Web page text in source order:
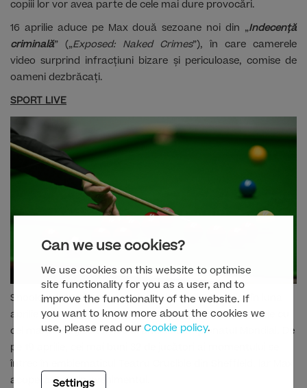
Can we use cookies?
We use cookies on this website to optimise
site functionality for you as a user, and to
improve the functionality of the website. If
you want to know more about the cookies we
use, please read our Cookie policy.
Settings
copiii lor vor avea parte de cele mai dure provocări.
16 aprilie aduce pe Max două sezoane noi din „Indecență
criminală” („Exposed: Naked Crimes”), în care camerele
video surprind infracțiuni bizare și periculoase, comise de
oameni dezbrăcați.
SPORT LIVE
Snookerul și ciclismul sunt în lumina reflectoarelor în luna
aprilie pe Max. Sezonul 2024/2025 de snooker se încheie cu
cel mai prestigios turneu al anului: Campionatul Mondial. De
pe 19 aprilie, cei mai buni 32 de jucători ai momentului se
întrec în emblematicul Teatru Crucible din Sheffield, iar Max
acoperă din plin evenimentul.